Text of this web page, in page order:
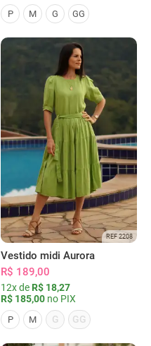
P M G GG
REF 2208
Vestido midi Aurora
R$ 189,00
12x de R$ 18,27
R$ 185,00 no PIX
P M G GG